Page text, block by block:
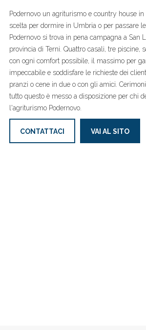
Podernovo un agriturismo e country house
scelta per dormire in Umbria o per passare
Podernovo si trova in pena campagna a San
provincia di Terni. Quattro casali, tre piscine,
con ogni comfort possibile, il massimo per
impeccabile e soddisfare le richieste dei
pranzi o cene in due o con gli amici.
tutto questo è messo a disposizione per chi
l'agriturismo Podernovo.
CONTATTACI VAI AL SITO